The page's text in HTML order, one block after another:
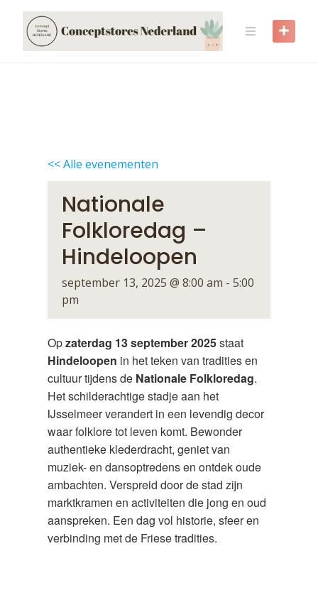
content
<< Alle evenementen
Nationale
Folkloredag –
Hindeloopen
september 13, 2025 @ 8:00 am - 5:00
pm
Opzaterdag 13 september 2025staat
Hindeloopen in het teken van tradities en
cultuur tijdens de Nationale Folkloredag.
Het schilderachtige stadje aan het
IJsselmeer verandert in een levendig decor
waar folklore tot leven komt. Bewonder
authentieke klederdracht, geniet van
muziek- en dansoptredens en ontdek oude
ambachten. Verspreid door de stad zijn
marktkramen en activiteiten die jong en oud
aanspreken. Een dag vol historie, sfeer en
verbinding met de Friese tradities.